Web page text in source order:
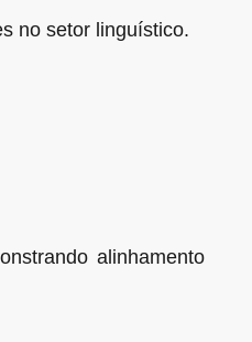
no setor linguístico.
alinhamento